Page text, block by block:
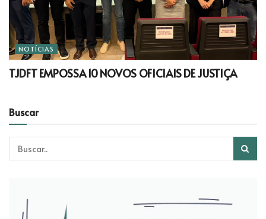
NOTÍCIAS
TJDFT EMPOSSA 10 NOVOS OFICIAIS DE JUSTIÇA
Buscar